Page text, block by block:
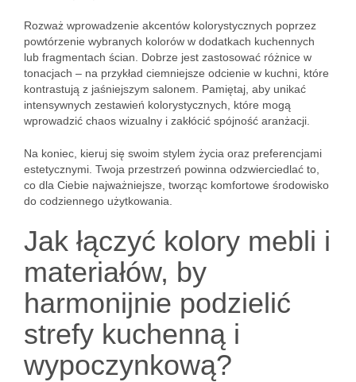
Rozważ wprowadzenie akcentów kolorystycznych poprzez
powtórzenie wybranych kolorów w dodatkach kuchennych
lub fragmentach ścian. Dobrze jest zastosować różnice w
tonacjach – na przykład ciemniejsze odcienie w kuchni, które
kontrastują z jaśniejszym salonem. Pamiętaj, aby unikać
intensywnych zestawień kolorystycznych, które mogą
wprowadzić chaos wizualny i zakłócić spójność aranżacji.
Na koniec, kieruj się swoim stylem życia oraz preferencjami
estetycznymi. Twoja przestrzeń powinna odzwierciedlać to,
co dla Ciebie najważniejsze, tworząc komfortowe środowisko
do codziennego użytkowania.
Jak łączyć kolory mebli i
materiałów, by
harmonijnie podzielić
strefy kuchenną i
wypoczynkową?